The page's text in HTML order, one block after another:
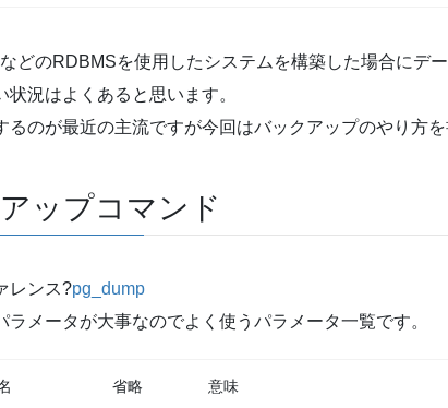
どのRDBMSを使用したシステムを構築した場合にデ
状況はよくあると思います。
るのが最近の主流ですが今回はバックアップのやり方を
ップコマンド
レンス?pg_dump
ラメータが大事なのでよく使うパラメータ一覧です。
省略 意味